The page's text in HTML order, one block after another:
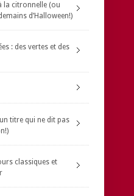
la citronnelle (ou
d’Halloween!)
: des vertes et des
titre qui ne dit pas
classiques et